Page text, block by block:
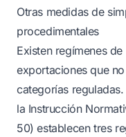
Otras medidas de
procedimentales
Existen regímenes
exportaciones que
categorías
la Instrucción
50) establecen tres